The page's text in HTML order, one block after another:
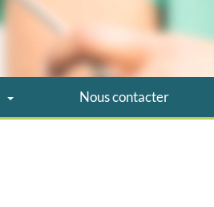
Nous contacter